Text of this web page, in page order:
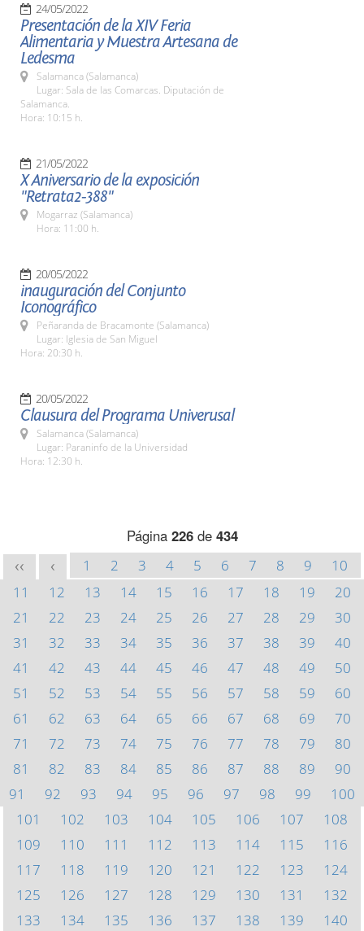
24/05/2022
Presentación de la XIV Feria
Alimentaria y Muestra Artesana de
Ledesma
Salamanca (Salamanca)
Lugar: Sala de las Comarcas. Diputación de
Salamanca.
Hora: 10:15 h.
21/05/2022
X Aniversario de la exposición
"Retrata2-388"
Mogarraz (Salamanca)
Hora: 11:00 h.
20/05/2022
inauguración del Conjunto
Iconográfico
Peñaranda de Bracamonte (Salamanca)
Lugar: Iglesia de San Miguel
Hora: 20:30 h.
20/05/2022
Clausura del Programa Univerusal
Salamanca (Salamanca)
Lugar: Paraninfo de la Universidad
Hora: 12:30 h.
Página 226de 434
<< < 1 2 3 4 5 6 7 8 9
10
11
12 13 14 15 16 17 18 19
20
21
22 23 24 25 26 27 28 29
30
31
32 33 34 35 36 37 38 39
40
41
42 43 44 45 46 47 48 49
50
51
52 53 54 55 56 57 58 59
60
61
62 63 64 65 66 67 68 69
70
71
72 73 74 75 76 77 78 79
80
81
82 83 84 85 86 87 88 89
90
91
92 93 94 95 96 97 98 99
100
101
102 103 104 105 106 107
108
109
110 111 112 113 114 115
116
117
118 119 120 121 122 123
124
125
126 127 128 129 130 131
132
133
134 135 136 137 138 139
140